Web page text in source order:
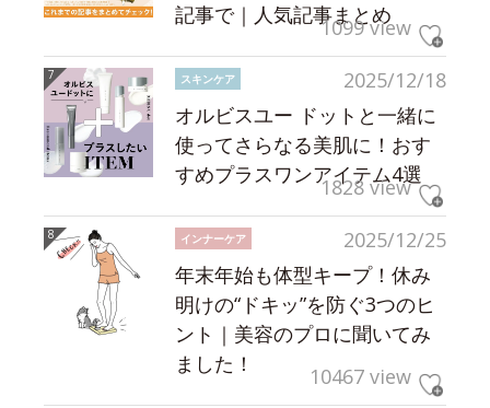
記事で｜人気記事まとめ
1099 view
2025/12/18
スキンケア
オルビスユー ドットと一緒に
使ってさらなる美肌に！おす
すめプラスワンアイテム4選
1828 view
2025/12/25
インナーケア
年末年始も体型キープ！休み
明けの“ドキッ”を防ぐ3つのヒ
ント｜美容のプロに聞いてみ
ました！
10467 view